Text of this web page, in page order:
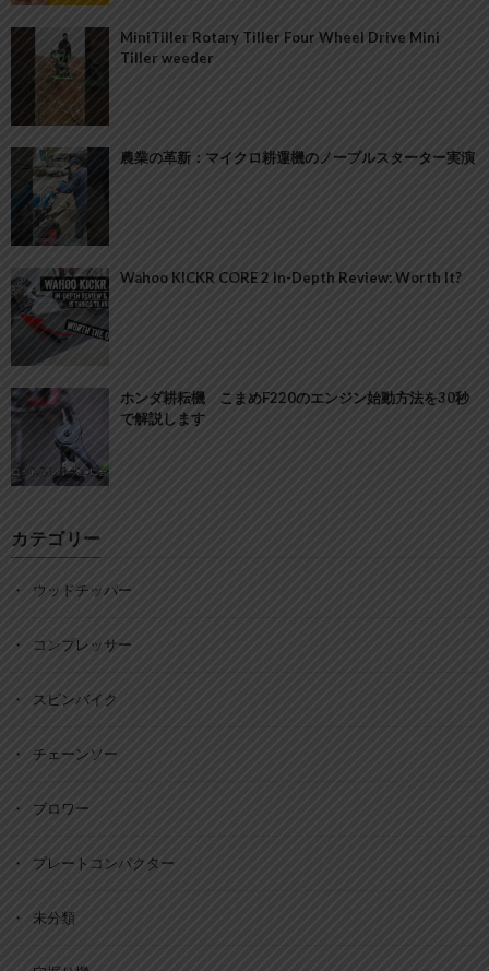
MiniTiller Rotary Tiller Four Wheel Drive Mini
Tiller weeder
農業の革新：マイクロ耕運機のノープルスターター実演
Wahoo KICKR CORE 2 In-Depth Review: Worth It?
ホンダ耕耘機 こまめF220のエンジン始動方法を30秒
で解説します
カテゴリー
ウッドチッパー
コンプレッサー
スピンバイク
チェーンソー
ブロワー
プレートコンパクター
未分類